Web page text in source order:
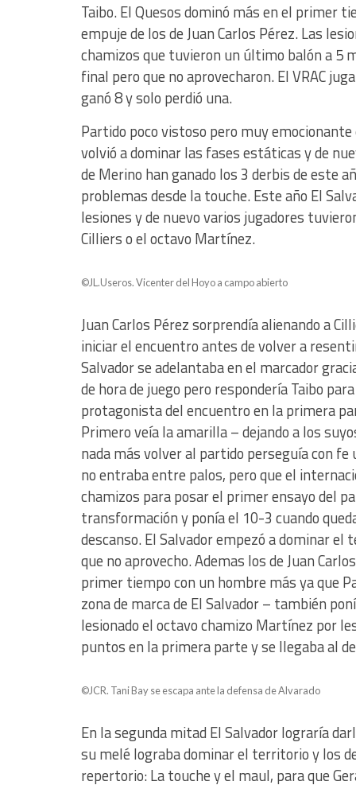
Taibo. El Quesos dominó más en el primer
empuje de los de Juan Carlos Pérez. Las
chamizos que tuvieron un último balón a 5
final pero que no aprovecharon. El VRAC
ganó 8 y solo perdió una.
Partido poco vistoso pero muy emocionante
volvió a dominar las fases estáticas y de
de Merino han ganado los 3 derbis de este
problemas desde la touche. Este año El
lesiones y de nuevo varios jugadores
Cilliers o el octavo Martínez.
©JL.Useros. Vicenter del Hoyo a campo abierto
Juan Carlos Pérez sorprendía alienando a
iniciar el encuentro antes de volver a
Salvador se adelantaba en el marcador
de hora de juego pero respondería Taibo
protagonista del encuentro en la primera
Primero veía la amarilla – dejando a los
nada más volver al partido perseguía con fe
no entraba entre palos, pero que el
chamizos para posar el primer ensayo del
transformación y ponía el 10-3 cuando
descanso. El Salvador empezó a dominar
que no aprovecho. Ademas los de Juan
primer tiempo con un hombre más ya que
zona de marca de El Salvador – también
lesionado el octavo chamizo Martínez por
puntos en la primera parte y se llegaba al
©JCR. Tani Bay se escapa ante la defensa de Alvarado
En la segunda mitad El Salvador lograría
su melé lograba dominar el territorio y los
repertorio: La touche y el maul, para que